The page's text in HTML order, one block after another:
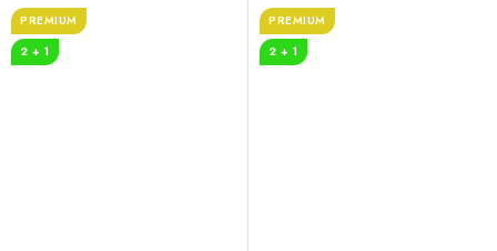
PREMIUM
2 + 1
PREMIUM
2 + 1